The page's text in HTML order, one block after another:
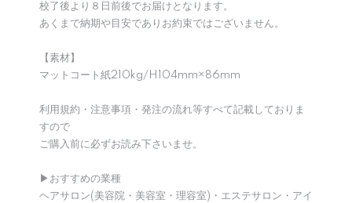
校了後より８日前後でお届けとなります。
あくまで納期や目安でありお約束ではございません。
【素材】
マットコート紙210kg/H104mm×86mm
利用規約・注意事項・発注の流れ等すべて記載しておりま
すので
ご購入前に必ずお読み下さいませ。
▶︎おすすめの業種
ヘアサロン(美容院・美容室・理容室)・エステサロン・アイ